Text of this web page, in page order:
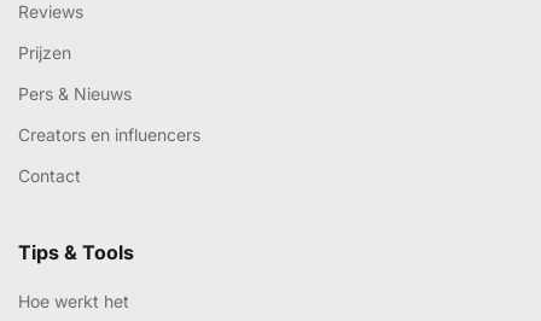
Reviews
Prijzen
Pers & Nieuws
Creators en influencers
Contact
Tips & Tools
Hoe werkt het